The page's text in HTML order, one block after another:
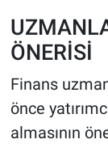
ÖNERİSİ
Finans
önce
almasının